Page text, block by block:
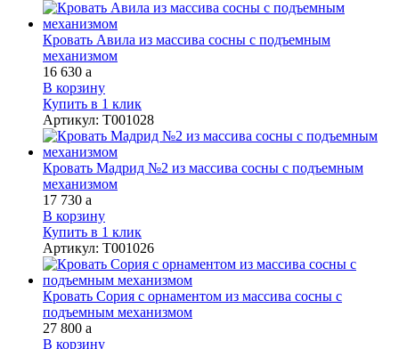
Кровать Авила из массива сосны с подъемным
механизмом
16 630 a
В корзину
Купить в 1 клик
Артикул: Т001028
Кровать Мадрид №2 из массива сосны с подъемным
механизмом
17 730 a
В корзину
Купить в 1 клик
Артикул: Т001026
Кровать Сория с орнаментом из массива сосны с
подъемным механизмом
27 800 a
В корзину